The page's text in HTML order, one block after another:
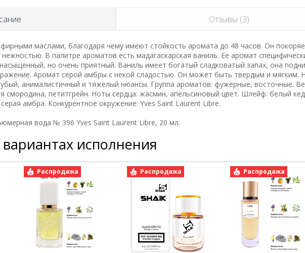
Отзывы (3)
маслами, благодаря чему имеют стойкость аромата до 48 часов. Он
В палитре ароматов есть мадагаскарская ваниль. Ее аромат
но очень приятный. Ваниль имеет богатый сладковатый запах, она
Аромат серой амбры с некой сладостью. Он может быть твердым и мягким.
анималистичный и тяжелый нюансы. Группа ароматов: фужерные, восточные.
смородина, петитгрейн. Ноты сердца: жасмин, апельсиновый цвет. Шлейф: белый
амбра. Конкурентное окружение: Yves Saint Laurent Libre.
вода № 396 Yves Saint Laurent Libre, 20 мл.
исполнения
Распродажа Распродажа Распродажа